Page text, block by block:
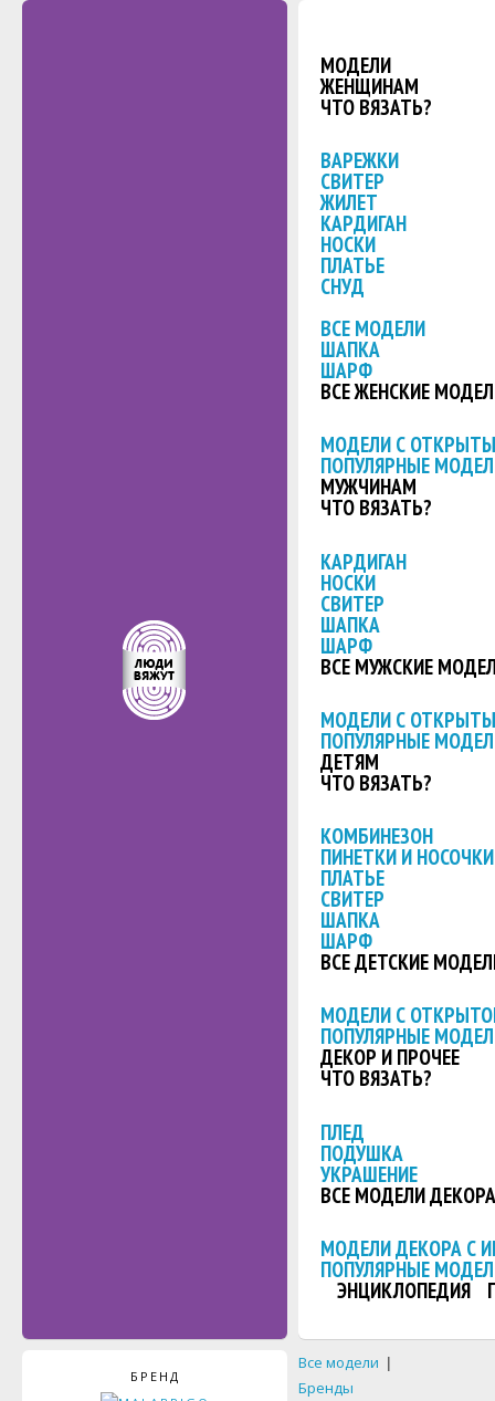
МОДЕЛИ
ЖЕНЩИНАМ
ЧТО ВЯЗАТЬ?
ВАРЕЖКИ
СВИТЕР
ЖИЛЕТ
КАРДИГАН
НОСКИ
ПЛАТЬЕ
СНУД
ВСЕ МОДЕЛИ
ШАПКА
ШАРФ
ВСЕ ЖЕНСКИЕ
МОДЕЛИ С
ПОПУЛЯРНЫЕ
МУЖЧИНАМ
ЧТО ВЯЗАТЬ?
КАРДИГАН
НОСКИ
СВИТЕР
ШАПКА
ШАРФ
ВСЕ МУЖСКИЕ
МОДЕЛИ С
ПОПУЛЯРНЫЕ
ДЕТЯМ
ЧТО ВЯЗАТЬ?
КОМБИНЕЗОН
ПИНЕТКИ И НОСОЧКИ
ПЛАТЬЕ
СВИТЕР
ШАПКА
ШАРФ
ВСЕ ДЕТСКИЕ
МОДЕЛИ С
ПОПУЛЯРНЫЕ
ДЕКОР И ПРОЧЕЕ
ЧТО ВЯЗАТЬ?
ПЛЕД
ПОДУШКА
УКРАШЕНИЕ
ВСЕ МОДЕЛИ ДЕКОРА
МОДЕЛИ ДЕКОРА С
ПОПУЛЯРНЫЕ
ЭНЦИКЛОПЕДИЯ
БРЕНД
Все модели |
Бренды